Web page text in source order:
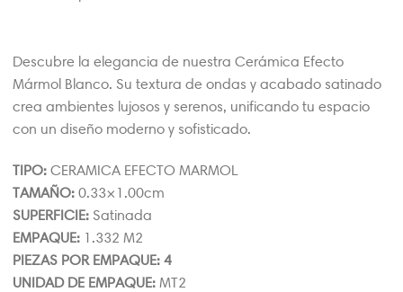
Descubre la elegancia de nuestra Cerámica Efecto
Mármol Blanco. Su textura de ondas y acabado satinado
crea ambientes lujosos y serenos, unificando tu espacio
con un diseño moderno y sofisticado.
TIPO: CERAMICA EFECTO MARMOL
TAMAÑO: 0.33×1.00cm
SUPERFICIE: Satinada
EMPAQUE: 1.332 M2
PIEZAS POR EMPAQUE: 4
UNIDAD DE EMPAQUE: MT2